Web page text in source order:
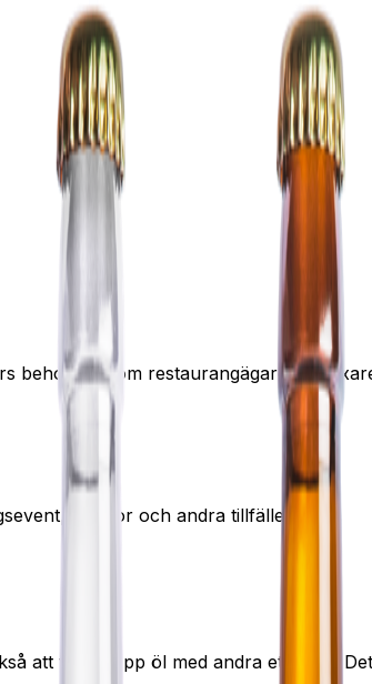
behov. Ni som restaurangägare,
mässor och andra tillfällen.
att tappa upp öl med andra etiketter.